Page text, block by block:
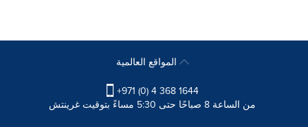
+971 (0) 4 368 1644
من الساعة 8 صباحًا حتى 5:30 مساءً بتوقيت غرينتش